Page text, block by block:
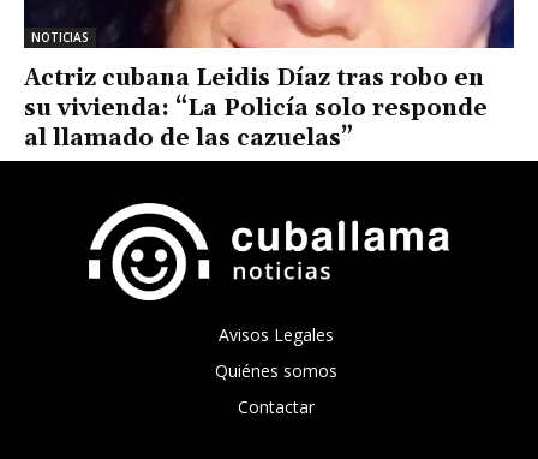
NOTICIAS
Actriz cubana Leidis Díaz tras robo en
su vivienda: “La Policía solo responde
al llamado de las cazuelas”
Avisos Legales
Quiénes somos
Contactar